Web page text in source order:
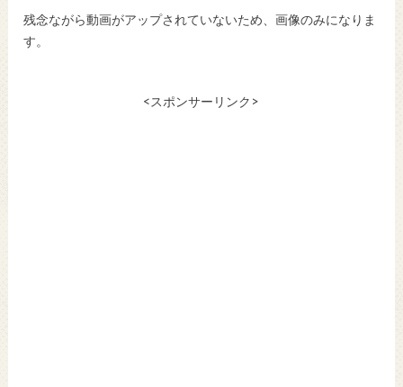
残念ながら動画がアップされていないため、画像のみになりま
す。
<スポンサーリンク>